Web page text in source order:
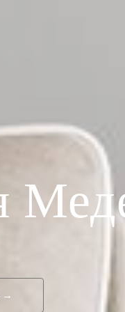
→